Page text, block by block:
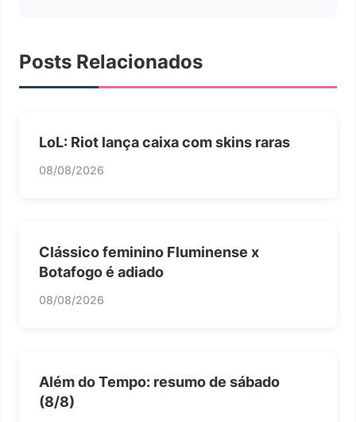
Posts Relacionados
LoL: Riot lança caixa com skins raras
08/08/2026
Clássico feminino Fluminense x
Botafogo é adiado
08/08/2026
Além do Tempo: resumo de sábado
(8/8)